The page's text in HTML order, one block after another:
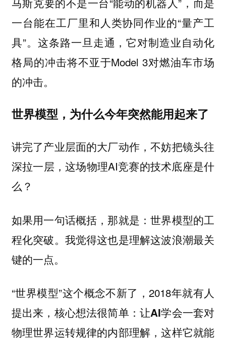
一台能在工厂里和人类协同作业的“量产工
具”。这条路一旦走通，它对制造业自动化
格局的冲击将不亚于Model 3对燃油车市场
的冲击。
世界模型，为什么今年突然能用起来了
讲完了产业层面的大厂动作，不妨把镜头往
深拉一层，这场物理AI竞赛的技术底座是什
么？
如果用一句话概括，那就是：世界模型的工
程化突破。我觉得这也是理解这波浪潮最关
键的一点。
“世界模型”这个概念不新了，2018年就有人
提出来，核心想法很简单：让AI学会一套对
物理世界运转规律的内部理解，这样它就能